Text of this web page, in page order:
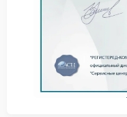
контроллере или
Самостоятельное
цепи без
полной
Качественный
условиях
Инженеры